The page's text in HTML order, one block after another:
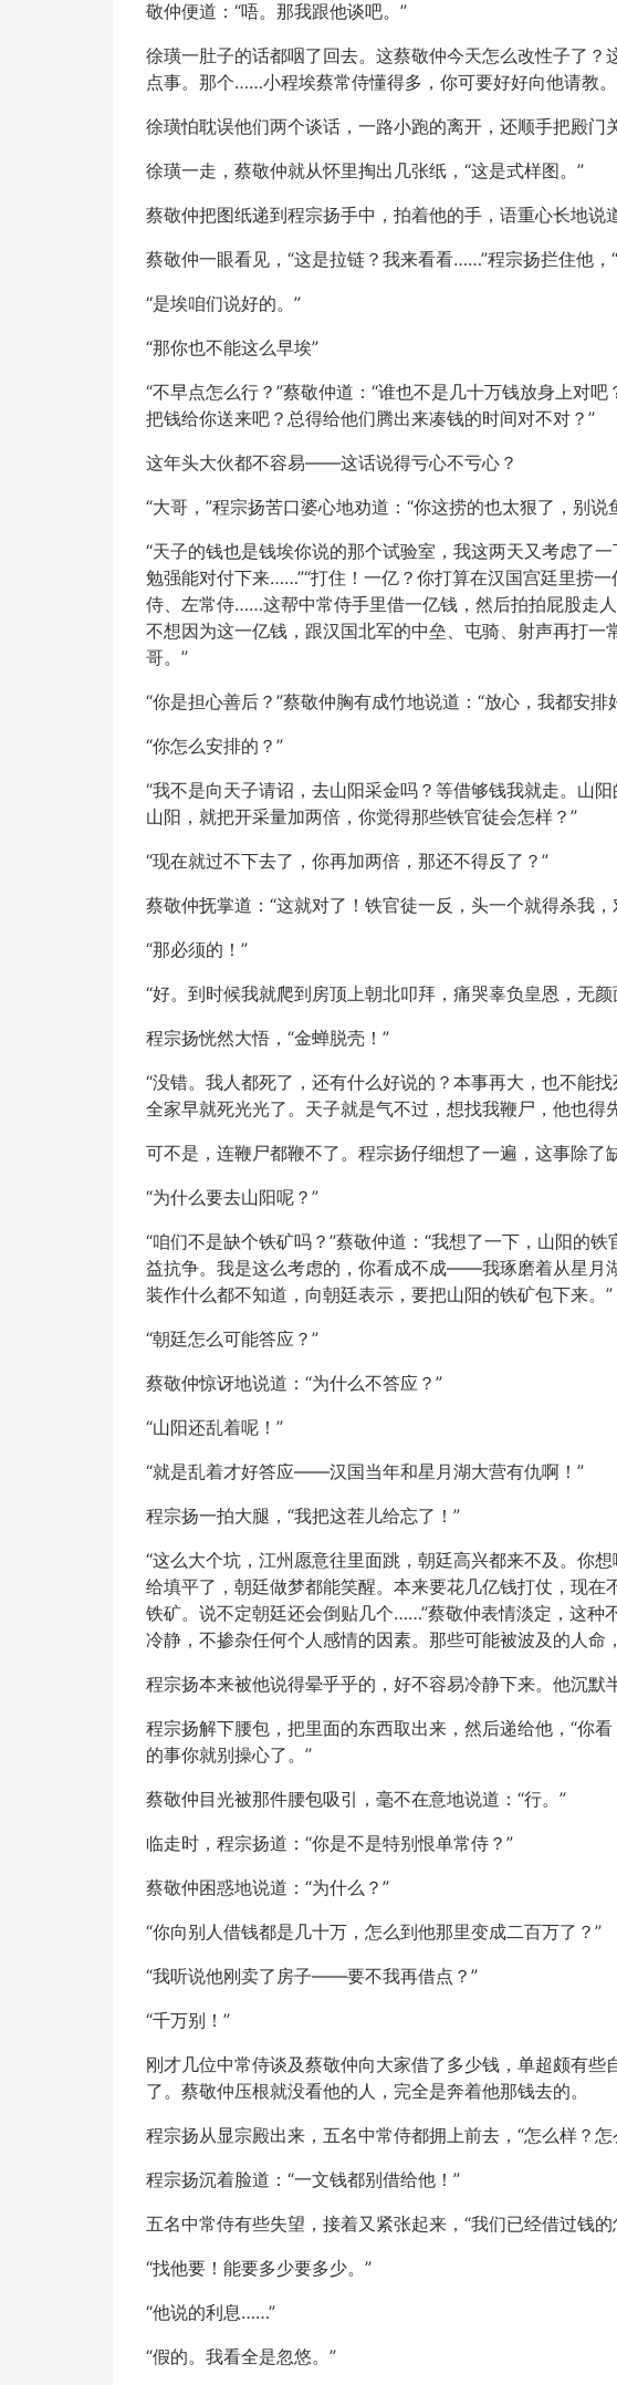
敬仲便道：“唔。那我跟他谈吧。”
徐璜一肚子的话都咽了回去。这蔡敬仲今天怎么改性子了
点事。那个……小程埃蔡常侍懂得多，你可要好好向他请教
徐璜怕耽误他们两个谈话，一路小跑的离开，还顺手把殿门
徐璜一走，蔡敬仲就从怀里掏出几张纸，“这是式样图。”
蔡敬仲把图纸递到程宗扬手中，拍着他的手，语重心长地说
蔡敬仲一眼看见，“这是拉链？我来看看……”程宗扬拦住他
“是埃咱们说好的。”
“那你也不能这么早埃”
“不早点怎么行？”蔡敬仲道：“谁也不是几十万钱放身上对
把钱给你送来吧？总得给他们腾出来凑钱的时间对不对？”
这年头大伙都不容易——这话说得亏心不亏心？
“大哥，”程宗扬苦口婆心地劝道：“你这捞的也太狠了，别
“天子的钱也是钱埃你说的那个试验室，我这两天又考虑了
勉强能对付下来……”“打住！一亿？你打算在汉国宫廷里捞
侍、左常侍……这帮中常侍手里借一亿钱，然后拍拍屁股走
不想因为这一亿钱，跟汉国北军的中垒、屯骑、射声再打
哥。”
“你是担心善后？”蔡敬仲胸有成竹地说道：“放心，我都安排
“你怎么安排的？”
“我不是向天子请诏，去山阳采金吗？等借够钱我就走。山
山阳，就把开采量加两倍，你觉得那些铁官徒会怎样？”
“现在就过不下去了，你再加两倍，那还不得反了？”
蔡敬仲抚掌道：“这就对了！铁官徒一反，头一个就得杀我，
“那必须的！”
“好。到时候我就爬到房顶上朝北叩拜，痛哭辜负皇恩，无
程宗扬恍然大悟，“金蝉脱壳！”
“没错。我人都死了，还有什么好说的？本事再大，也不能
全家早就死光光了。天子就是气不过，想找我鞭尸，他也得
可不是，连鞭尸都鞭不了。程宗扬仔细想了一遍，这事除了
“为什么要去山阳呢？”
“咱们不是缺个铁矿吗？”蔡敬仲道：“我想了一下，山阳的
益抗争。我是这么考虑的，你看成不成——我琢磨着从星月
装作什么都不知道，向朝廷表示，要把山阳的铁矿包下来。”
“朝廷怎么可能答应？”
蔡敬仲惊讶地说道：“为什么不答应？”
“山阳还乱着呢！”
“就是乱着才好答应——汉国当年和星月湖大营有仇啊！”
程宗扬一拍大腿，“我把这茬儿给忘了！”
“这么大个坑，江州愿意往里面跳，朝廷高兴都来不及。你
给填平了，朝廷做梦都能笑醒。本来要花几亿钱打仗，现
铁矿。说不定朝廷还会倒贴几个……”蔡敬仲表情淡定，这种
冷静，不掺杂任何个人感情的因素。那些可能被波及的人命
程宗扬本来被他说得晕乎乎的，好不容易冷静下来。他沉
程宗扬解下腰包，把里面的东西取出来，然后递给他，“你
的事你就别操心了。”
蔡敬仲目光被那件腰包吸引，毫不在意地说道：“行。”
临走时，程宗扬道：“你是不是特别恨单常侍？”
蔡敬仲困惑地说道：“为什么？”
“你向别人借钱都是几十万，怎么到他那里变成二百万了？”
“我听说他刚卖了房子——要不我再借点？”
“千万别！”
刚才几位中常侍谈及蔡敬仲向大家借了多少钱，单超颇有
了。蔡敬仲压根就没看他的人，完全是奔着他那钱去的。
程宗扬从显宗殿出来，五名中常侍都拥上前去，“怎么样？怎
程宗扬沉着脸道：“一文钱都别借给他！”
五名中常侍有些失望，接着又紧张起来，“我们已经借过钱的
“找他要！能要多少要多少。”
“他说的利息……”
“假的。我看全是忽悠。”